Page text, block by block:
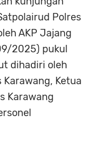
Polres
AKP Jajang
2025) pukul
dihadiri oleh
Ketua
Karawang